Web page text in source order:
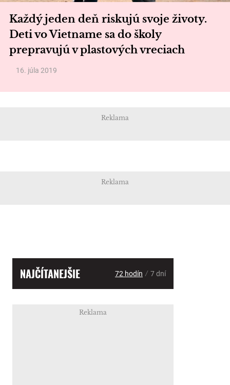
Každý jeden deň riskujú svoje životy.
Deti vo Vietname sa do školy
prepravujú v plastových vreciach
16. júla 2019
Reklama
Reklama
NAJČÍTANEJŠIE 72 hodín / 7 dní
Reklama